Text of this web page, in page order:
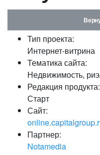
или
Тип проекта:
Интернет-витрина
Тематика сайта:
Недвижимость,
Редакция продукта:
Старт
Сайт:
Партнер:
Notamedia